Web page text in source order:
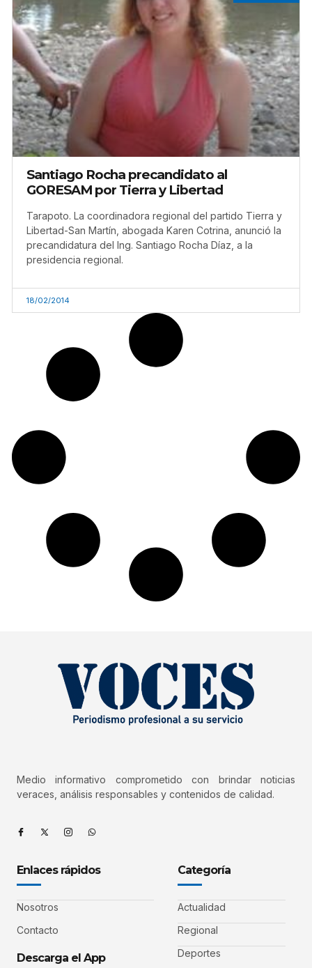
Santiago Rocha precandidato al
GORESAM por Tierra y Libertad
Tarapoto. La coordinadora regional del partido Tierra y
Libertad-San Martín, abogada Karen Cotrina, anunció la
precandidatura del Ing. Santiago Rocha Díaz, a la
presidencia regional.
18/02/2014
Medio informativo comprometido con brindar noticias
veraces, análisis responsables y contenidos de calidad.
Enlaces rápidos
Nosotros
Contacto
Descarga el App
Categoría
Actualidad
Regional
Deportes